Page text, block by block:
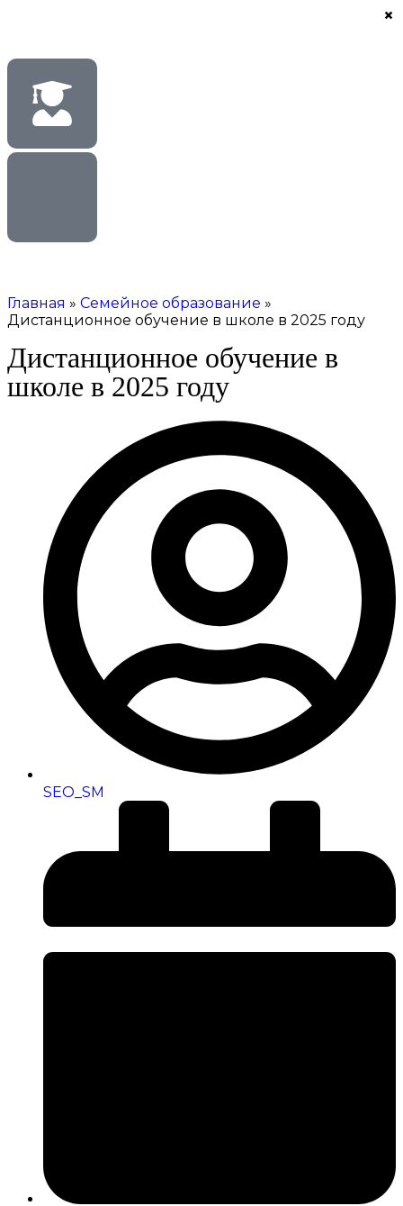
Главная » Семейное образование »
Дистанционное обучение в школе в 2025 году
Дистанционное обучение в
школе в 2025 году
SEO_SM
×